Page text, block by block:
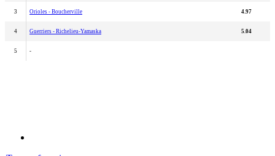
3 Orioles - Boucherville 4.97
4 Guerriers - Richelieu-Yamaska 5.04
5 -